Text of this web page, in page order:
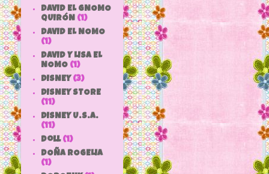
DAVID EL GNOMO
QUIRÓN (1)
DAVID EL NOMO
(1)
DAVID Y LISA EL
NOMO (1)
DISNEY (3)
DISNEY STORE
(11)
DISNEY U.S.A.
(11)
doll (1)
DOÑA ROGELIA
(1)